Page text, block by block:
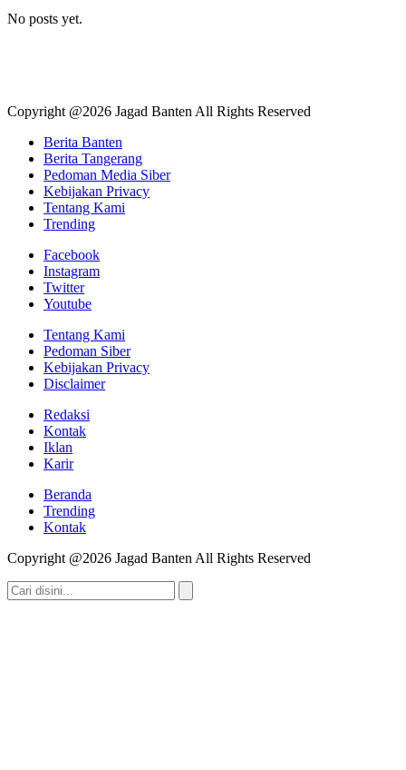
No posts yet.
Copyright @2026 Jagad Banten All Rights Reserved
Berita Banten
Berita Tangerang
Pedoman Media Siber
Kebijakan Privacy
Tentang Kami
Trending
Facebook
Instagram
Twitter
Youtube
Tentang Kami
Pedoman Siber
Kebijakan Privacy
Disclaimer
Redaksi
Kontak
Iklan
Karir
Beranda
Trending
Kontak
Copyright @2026 Jagad Banten All Rights Reserved